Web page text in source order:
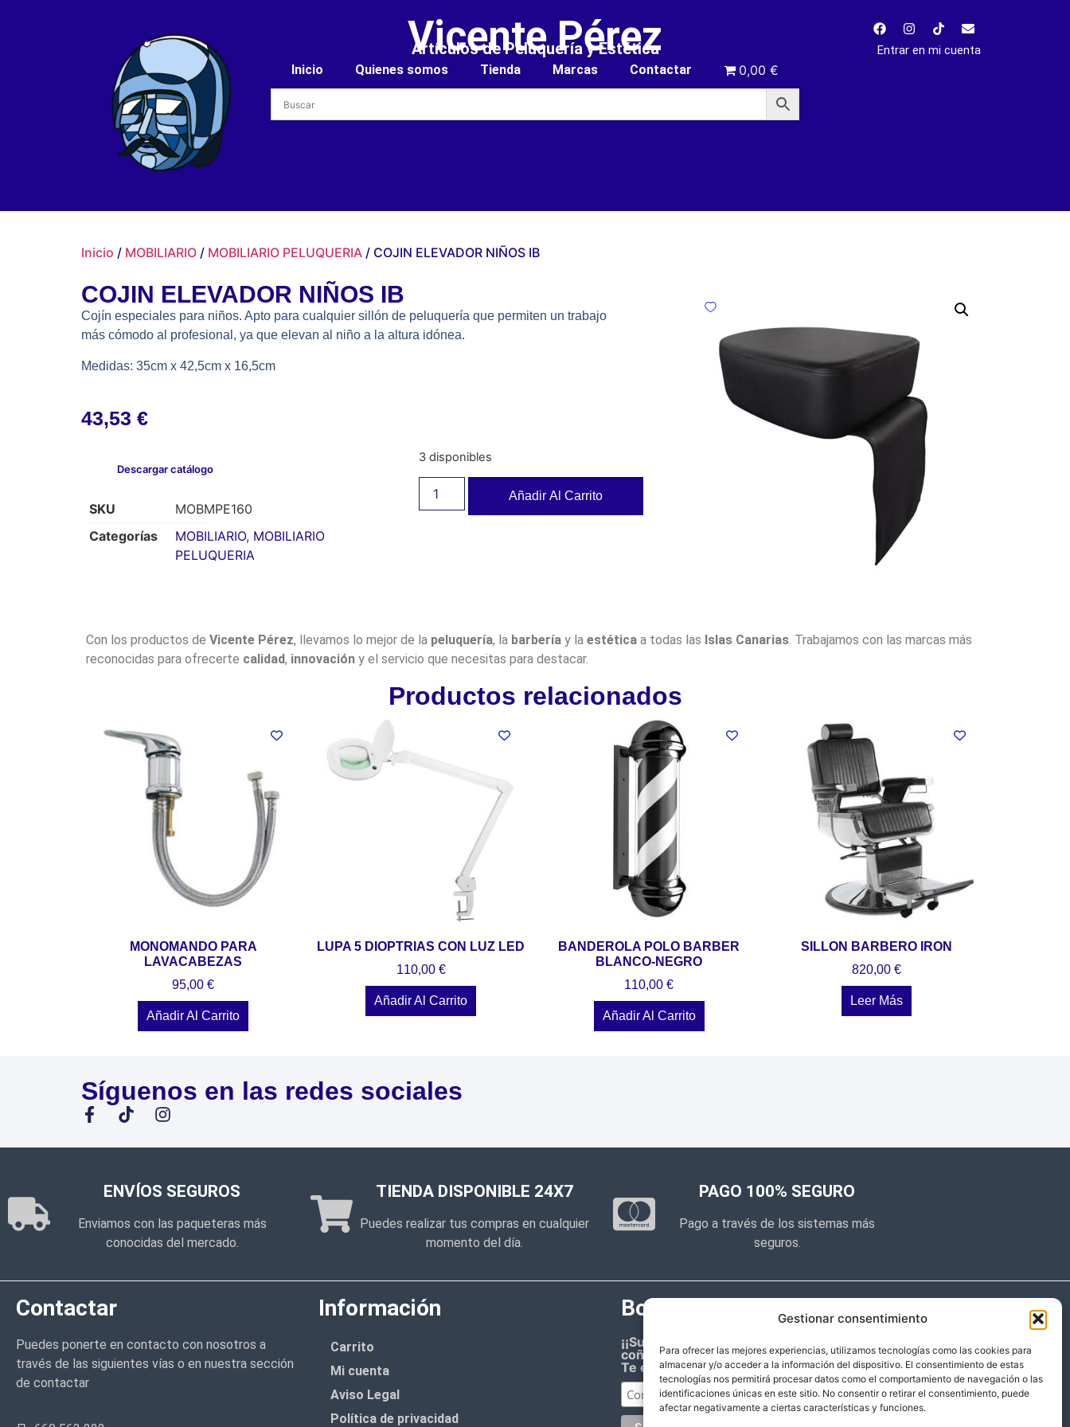
Gestionar consentimiento
Para ofrecer las mejores experiencias, utilizamos tecnologías como las cookies para
almacenar y/o acceder a la información del dispositivo. El consentimiento de estas
tecnologías nos permitirá procesar datos como el comportamiento de navegación o las
identificaciones únicas en este sitio. No consentir o retirar el consentimiento, puede
afectar negativamente a ciertas características y funciones.
Vicente Pérez
Artículos de Peluquería y Estética
Inicio Quienes somos Tienda Marcas Contactar 0,00 €
Entrar en mi cuenta
Inicio / MOBILIARIO / MOBILIARIO PELUQUERIA / COJIN ELEVADOR NIÑOS IB
COJIN ELEVADOR NIÑOS IB
Cojín especiales para niños. Apto para cualquier sillón de peluquería que permiten un trabajo
más cómodo al profesional, ya que elevan al niño a la altura idónea.
Medidas: 35cm x 42,5cm x 16,5cm
43,53 €
Descargar catálogo
SKU
MOBMPE160
Categorías
MOBILIARIO, MOBILIARIO
PELUQUERIA
3 disponibles
Añadir Al Carrito
Con los productos de Vicente Pérez, llevamos lo mejor de la peluquería, la barberíay la estéticaa todas las Islas Canarias. Trabajamos con las marcas más
reconocidas para ofrecerte calidad, innovacióny el servicio que necesitas para destacar.
Productos relacionados
MONOMANDO PARA
LAVACABEZAS
95,00€
Añadir Al Carrito
LUPA 5 DIOPTRIAS CON LUZ LED
110,00 €
Añadir Al Carrito
BANDEROLA POLO BARBER
BLANCO-NEGRO
110,00€
Añadir Al Carrito
SILLON BARBERO IRON
820,00€
Leer Más
Síguenos en las redes sociales
ENVÍOS SEGUROS
Enviamos con las paqueteras más
conocidas del mercado.
TIENDA DISPONIBLE 24X7
Puedes realizar tus compras en cualquier
momento del día.
PAGO 100% SEGURO
Pago a través de los sistemas más
seguros.
Contactar
Puedes ponerte en contacto con nosotros a
través de las siguientes vías o en nuestra sección
de contactar
Información
Carrito
Mi cuenta
Aviso Legal
Política de privacidad
Boletín de noticias
¡¡Suscríbete y prometemos no dar mucho el
coñazo.!!
Te enviaremos sólo cosas importantes.